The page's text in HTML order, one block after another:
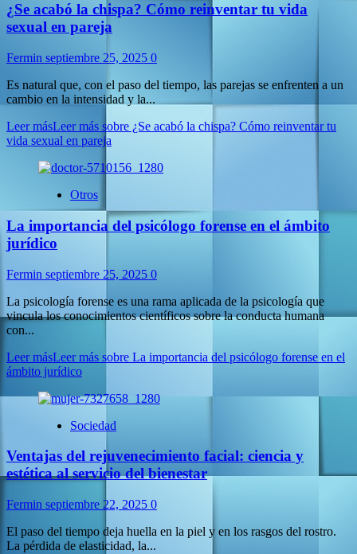
¿Se acabó la chispa? Cómo reinventar tu vida
sexual en pareja
Fermin septiembre 25, 2025 0
Es natural que, con el paso del tiempo, las parejas se enfrenten a un
cambio en la intensidad y la...
Leer másLeer más sobre ¿Se acabó la chispa? Cómo reinventar tu
vida sexual en pareja
Otros
La importancia del psicólogo forense en el ámbito
jurídico
Fermin septiembre 25, 2025 0
La psicología forense es una rama aplicada de la psicología que
vincula los conocimientos científicos sobre la conducta humana
con...
Leer másLeer más sobre La importancia del psicólogo forense en el
ámbito jurídico
Sociedad
Ventajas del rejuvenecimiento facial: ciencia y
estética al servicio del bienestar
Fermin septiembre 22, 2025 0
El paso del tiempo deja huella en la piel y en los rasgos del rostro.
La pérdida de elasticidad, la...